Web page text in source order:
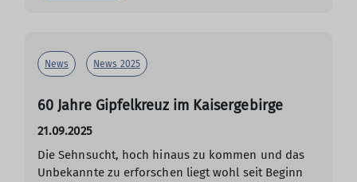
News News 2025
60 Jahre Gipfelkreuz im Kaisergebirge
21.09.2025
Die Sehnsucht, hoch hinaus zu kommen und das
Unbekannte zu erforschen liegt wohl seit Beginn